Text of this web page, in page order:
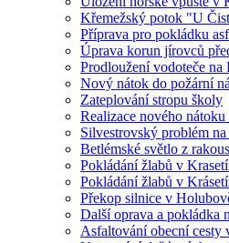
Křemežský potok "U
Příprava pro pokládku
Úprava korun jírovců
Prodloužení vodoteče na
Nový nátok do požární
Zateplování stropu školy
Realizace nového
Silvestrovský problém
Betlémské světlo z
Pokládání žlabů v
Pokládání žlabů v
Překop silnice v
Další oprava a pokládka
Asfaltování obecní cesty